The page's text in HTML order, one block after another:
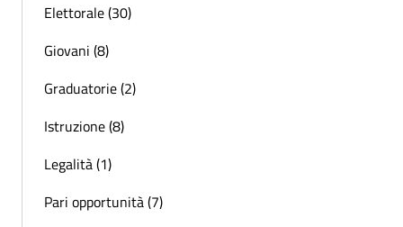
Elettorale (30)
Giovani (8)
Graduatorie (2)
Istruzione (8)
Legalità (1)
Pari opportunità (7)